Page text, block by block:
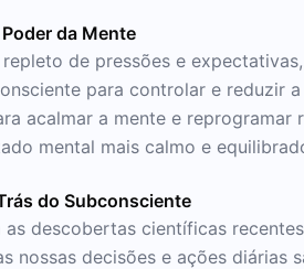
da Mente
repleto de pressões e
para controlar e reduzir
acalmar a mente e
mental mais calmo e
do Subconsciente
as descobertas científicas
nossas decisões e ações diárias